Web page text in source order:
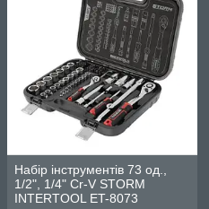
Набір інструментів 73 од.,
1/2", 1/4" Сr-V STORM
INTERTOOL ET-8073